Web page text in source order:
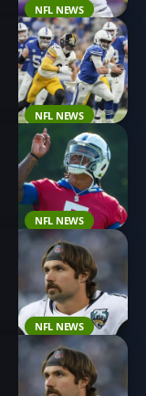
NFL NEWS
NFL NEWS
NFL NEWS
NFL NEWS